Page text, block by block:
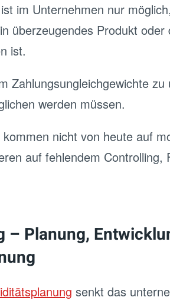
im Unternehmen nur
überzeugendes Produkt
ist.
Zahlungsungleichgewichte
werden müssen.
kommen nicht von heute auf
auf fehlendem
– Planung,
senkt das